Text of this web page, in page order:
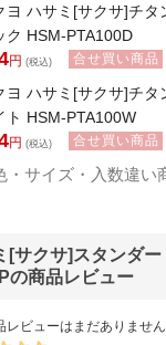
ヨ ハサミ[サクサ]チ
ク HSM-PTA100D
円 (税込) 合せ買い商品
ヨ ハサミ[サクサ]チタ
ト HSM-PTA100W
円 (税込) 合せ買い商品
・サイズ・入数違い
[サクサ]スタンダ
の商品レビュー
レビューはまだありません